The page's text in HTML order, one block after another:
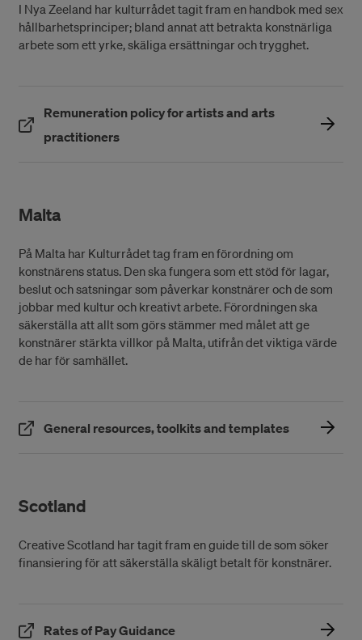
I Nya Zeeland har kulturrådet tagit fram en handbok med sex
hållbarhetsprinciper; bland annat att betrakta konstnärliga
arbete som ett yrke, skäliga ersättningar och trygghet.
Remuneration policy for artists and arts
practitioners(Öppnas i ett nytt fönster)
Malta
På Malta har Kulturrådet tag fram en förordning om
konstnärens status. Den ska fungera som ett stöd för lagar,
beslut och satsningar som påverkar konstnärer och de som
jobbar med kultur och kreativt arbete. Förordningen ska
säkerställa att allt som görs stämmer med målet att ge
konstnärer stärkta villkor på Malta, utifrån det viktiga värde
de har för samhället.
General resources, toolkits and templates(Öppnas i
Scotland
Creative Scotland har tagit fram en guide till de som söker
finansiering för att säkerställa skäligt betalt för konstnärer.
Rates of Pay Guidance(Öppnas i ett nytt fönster)